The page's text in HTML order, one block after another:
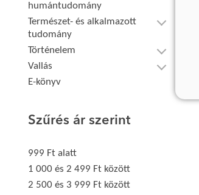
humántudomány
Természet- és alkalmazott
tudomány
Történelem
Vallás
E-könyv
Szűrés ár szerint
999 Ft alatt
1 000 és 2 499 Ft között
2 500 és 3 999 Ft között